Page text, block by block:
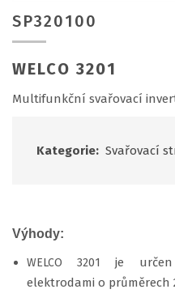
SP320100
WELCO 3201
Multifunkční svařovací
Kategorie: Svařovací
Výhody:
WELCO 3201je
elektrodami o průměrech